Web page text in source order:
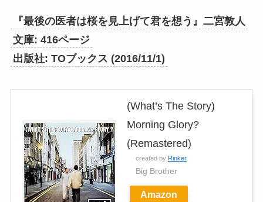
『最後の医者は桜を見上げて君を想う』二宮敦人
文庫: 416ページ
出版社: TOブックス (2016/11/1)
(What’s The Story)
Morning Glory?
(Remastered)
created by Rinker
Big Brother
Amazon